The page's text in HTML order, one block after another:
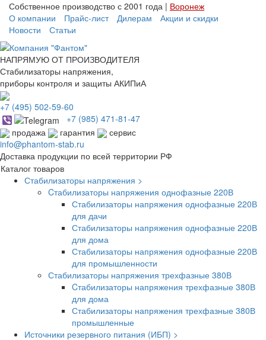
Собственное производство с 2001 года | Воронеж
О компании
Прайс-лист Дилерам
Акции и скидки
Новости
Статьи
НАПРЯМУЮ ОТ ПРОИЗВОДИТЕЛЯ
Стабилизаторы напряжения,
приборы контроля и защиты АКИПиА
+7 (495) 502-59-60
+7 (985) 471-81-47
продажа
гарантия
сервис
info@phantom-stab.ru
Доставка продукции по всей территории РФ
Каталог товаров
Стабилизаторы напряжения >
Cтабилизаторы напряжения однофазные 220В
Стабилизаторы напряжения однофазные 220В
для дачи
Стабилизаторы напряжения однофазные 220В
для дома
Стабилизаторы напряжения однофазные 220В
для промышленности
Стабилизаторы напряжения трехфазные 380В
Cтабилизаторы напряжения трехфазные 380В
для дома
Стабилизаторы напряжения трехфазные 380В
промышленные
Источники резервного питания (ИБП) >